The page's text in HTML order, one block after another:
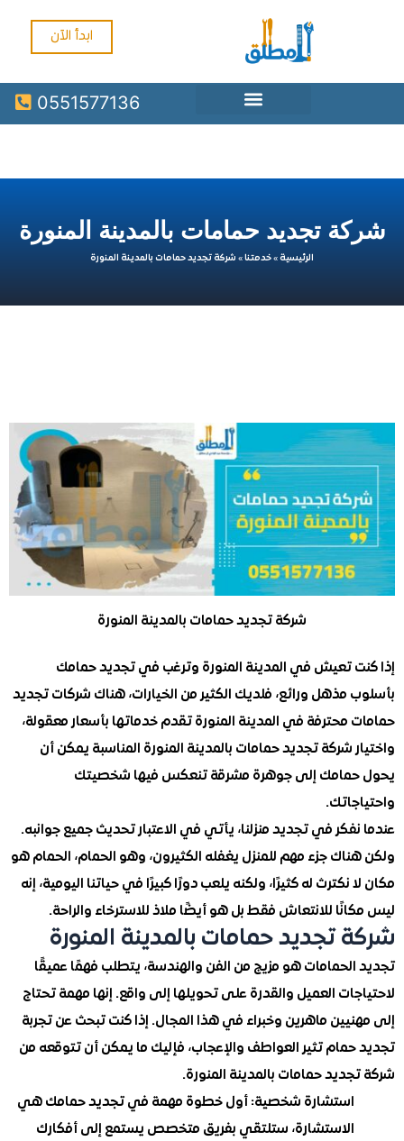
0551577136
تجديد حمامات بالمدينة المنورة
خدمتنا»شركة تجديد حمامات بالمدينة المنورة
شركة تجديد حمامات بالمدينة المنورة
تعيش في المدينة المنورة وترغب في تجديد حمامك
مذهل ورائع، فلديك الكثير من الخيارات، هناك شركات تجديد
محترفة في المدينة المنورة تقدم خدماتها بأسعار معقولة،
شركة تجديد حمامات بالمدينة المنورة المناسبة يمكن أن
إلى جوهرة مشرقة تنعكس فيها شخصيتك
في تجديد منزلنا، يأتي في الاعتبار تحديث جميع جوانبه.
جزء مهم للمنزل يغفله الكثيرون، وهو الحمام، الحمام هو
نكترث له كثيرًا، ولكنه يلعب دورًا كبيرًا في حياتنا اليومية، إنه
للانتعاش فقط بل هو أيضًا ملاذ للاسترخاء والراحة.
تجديد حمامات بالمدينة المنورة
هو مزيج من الفن والهندسة، يتطلب فهمًا عميقًا
العميل والقدرة على تحويلها إلى واقع. إنها مهمة تحتاج
ماهرين وخبراء في هذا المجال. إذا كنت تبحث عن تجربة
تثير العواطف والإعجاب، فإليك ما يمكن أن تتوقعه من
حمامات بالمدينة المنورة.
استشارة شخصية: أول خطوة مهمة في تجديد حمامك هي
الاستشارة، ستلتقي بفريق متخصص يستمع إلى أفكارك